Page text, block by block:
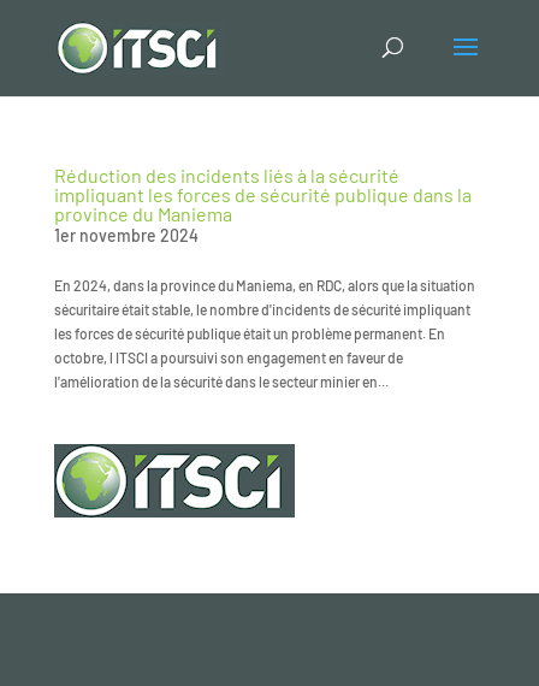
Réduction des incidents liés à la sécurité
impliquant les forces de sécurité publique dans la
province du Maniema
1er novembre 2024
En 2024, dans la province du Maniema, en RDC, alors que la situation
sécuritaire était stable, le nombre d'incidents de sécurité impliquant
les forces de sécurité publique était un problème permanent. En
octobre, l ITSCI a poursuivi son engagement en faveur de
l'amélioration de la sécurité dans le secteur minier en...